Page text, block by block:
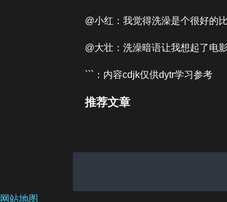
@小红：我觉得洗澡是个很好的
@大壮：洗澡暗语让我想起了电
```：内容cdjk仅供dytr学习参考
推荐文章
网站地图